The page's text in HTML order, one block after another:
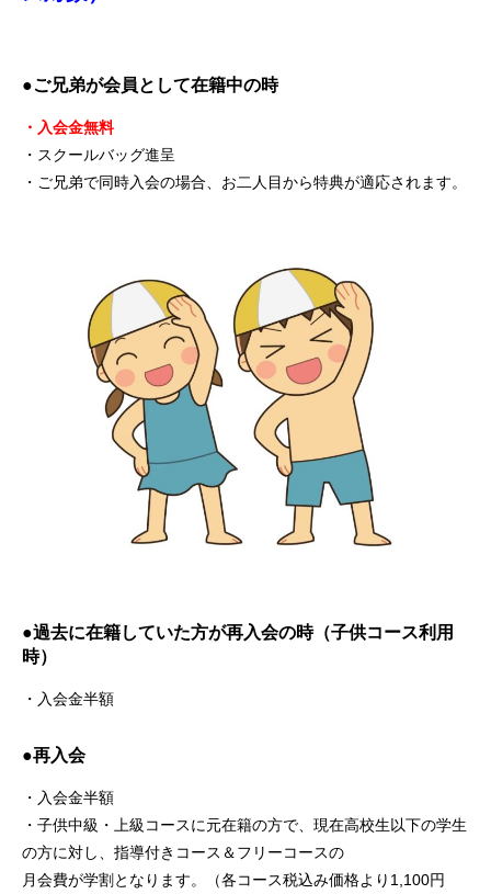
●ご兄弟が会員として在籍中の時
・入会金無料
・スクールバッグ進呈
・ご兄弟で同時入会の場合、お二人目から特典が適応されます。
●過去に在籍していた方が再入会の時（子供コース利用
時）
・入会金半額
●再入会
・入会金半額
・子供中級・上級コースに元在籍の方で、現在高校生以下の学生
の方に対し、指導付きコース＆フリーコースの
月会費が学割となります。（各コース税込み価格より1,100円